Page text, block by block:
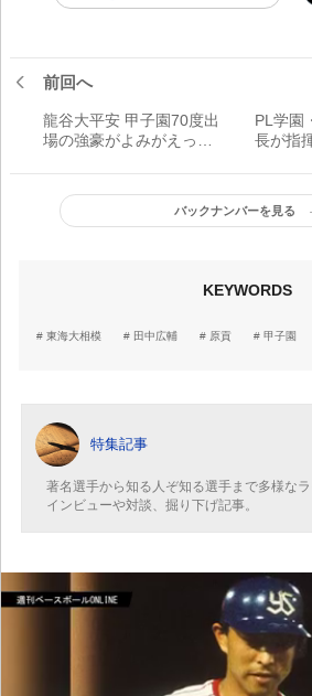
前回へ
龍谷大平安 甲子園70度出
場の強豪がよみがえった
PL学園
長が指
バックナンバーを見る
KEYWORDS
東海大相模 田中広輔 原貢 甲子園
特集記事
著名選手から知る人ぞ知る選手まで多様な
インビューや対談、掘り下げ記事。